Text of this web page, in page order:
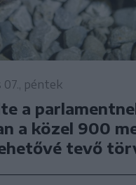
07., péntek
a
a közel 900
tevő